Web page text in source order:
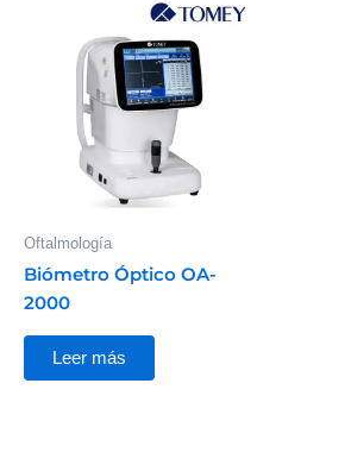
Oftalmología
Biómetro Óptico OA-
2000
Leer más